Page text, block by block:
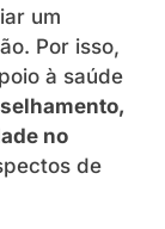
um
Por isso,
à saúde
no
de